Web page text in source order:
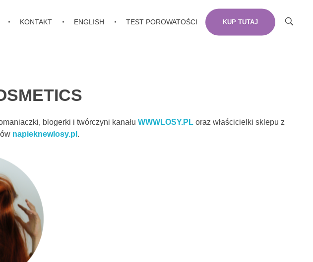
KUP TUTAJ
KONTAKT ENGLISH TEST POROWATOŚCI
blogerki i twórczyni kanału WWWLOSY.PL oraz właścicielki sklepu z
napieknewlosy.pl .